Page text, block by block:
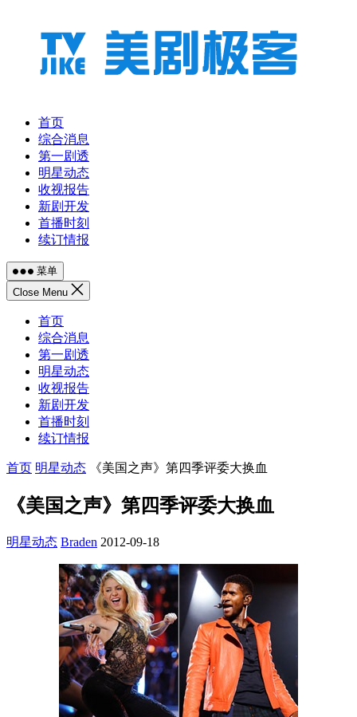
首页
综合消息
第一剧透
明星动态
收视报告
新剧开发
首播时刻
续订情报
菜单
Close Menu
首页
综合消息
第一剧透
明星动态
收视报告
新剧开发
首播时刻
续订情报
首页 明星动态 《美国之声》第四季评委大换血
《美国之声》第四季评委大换血
明星动态 Braden 2012-09-18